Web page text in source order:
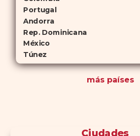
Portugal
Andorra
Rep. Dominicana
México
Túnez
más países
Ciudades